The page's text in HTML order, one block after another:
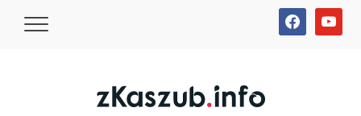
facebookyoutube